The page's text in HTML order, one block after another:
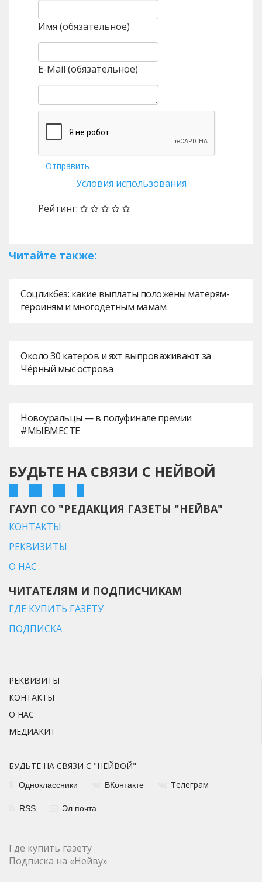
Имя (обязательное)
E-Mail (обязательное)
Отправить
Условия использования
Рейтинг:
Читайте также:
Соцликбез: какие выплаты положены матерям-
героиням и многодетным мамам.
Около 30 катеров и яхт выпроваживают за
Чёрный мыс острова
Новоуральцы — в полуфинале премии
#МЫВМЕСТЕ
БУДЬТЕ НА СВЯЗИ С НЕЙВОЙ
ГАУП СО "РЕДАКЦИЯ ГАЗЕТЫ "НЕЙВА"
КОНТАКТЫ
РЕКВИЗИТЫ
О НАС
ЧИТАТЕЛЯМ И ПОДПИСЧИКАМ
ГДЕ КУПИТЬ ГАЗЕТУ
ПОДПИСКА
РЕКВИЗИТЫ
КОНТАКТЫ
О НАС
МЕДИАКИТ
БУДЬТЕ НА СВЯЗИ С "НЕЙВОЙ"
Одноклассники ВКонтакте Телеграм
RSS Эл.почта
Где купить газету
Подписка на «Нейву»